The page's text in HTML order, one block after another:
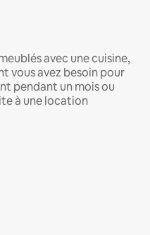
avec une cuisine,
vous avez besoin pour
pendant un mois ou
à une location